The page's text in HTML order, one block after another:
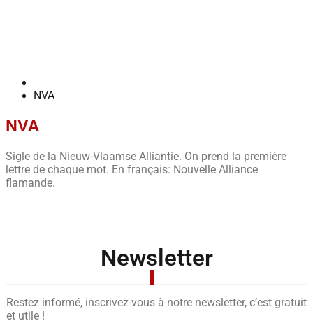
NVA
NVA
Sigle de la Nieuw-Vlaamse Alliantie. On prend la première
lettre de chaque mot. En français: Nouvelle Alliance
flamande.
Newsletter
Restez informé, inscrivez-vous à notre newsletter, c’est gratuit
et utile !